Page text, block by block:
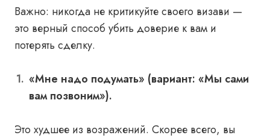
Важно: никогда не критикуйте своего визави —
это верный способ убить доверие к вам и
потерять сделку.
«Мне надо подумать» (вариант: «Мы сами
вам позвоним»).
Это худшее из возражений. Скорее всего, вы